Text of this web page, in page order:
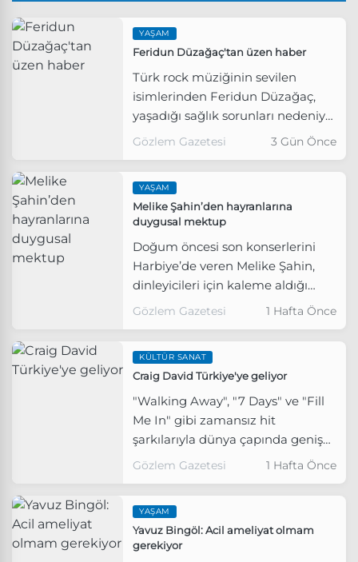
YAŞAM
Feridun Düzağaç'tan üzen haber
Türk rock müziğinin sevilen
isimlerinden Feridun Düzağaç,
yaşadığı sağlık sorunları nedeniyle
konserlerine bir süre ara
Gözlem Gazetesi 3 Gün Önce
YAŞAM
Melike Şahin’den hayranlarına
duygusal mektup
Doğum öncesi son konserlerini
Harbiye’de veren Melike Şahin,
dinleyicileri için kaleme aldığı
mektupta bebeğinin cinsiyetini ilk
Gözlem Gazetesi 1 Hafta Önce
KÜLTÜR SANAT
Craig David Türkiye'ye geliyor
"Walking Away", "7 Days" ve "Fill
Me In" gibi zamansız hit
şarkılarıyla dünya çapında geniş
bir hayran kitlesine sahip olan
Gözlem Gazetesi 1 Hafta Önce
YAŞAM
Yavuz Bingöl: Acil ameliyat olmam
gerekiyor